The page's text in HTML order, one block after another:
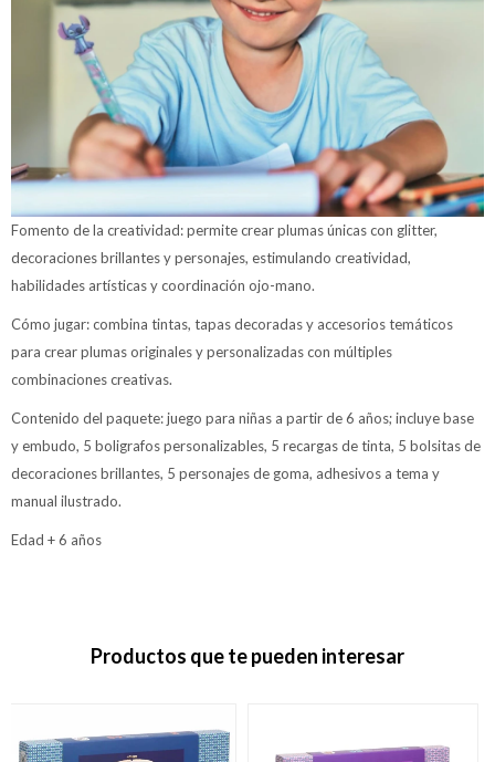
Fomento de la creatividad: permite crear plumas únicas con glitter,
decoraciones brillantes y personajes, estimulando creatividad,
habilidades artísticas y coordinación ojo-mano.
Cómo jugar: combina tintas, tapas decoradas y accesorios temáticos
para crear plumas originales y personalizadas con múltiples
combinaciones creativas.
Contenido del paquete: juego para niñas a partir de 6 años; incluye base
y embudo, 5 boligrafos personalizables, 5 recargas de tinta, 5 bolsitas de
decoraciones brillantes, 5 personajes de goma, adhesivos a tema y
manual ilustrado.
Edad + 6 años
Productos que te pueden interesar